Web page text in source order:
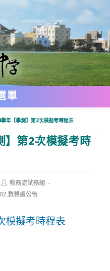
單
年【學測】第2次模擬考時程表
】第2次模擬考時
Post
author:
教務處試務組
教務處公告
模擬考時程表